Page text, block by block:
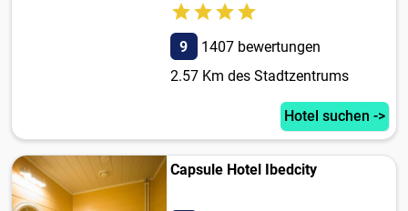
9
1407 bewertungen
2.57 Km des Stadtzentrums
Hotel suchen ->
Capsule Hotel Ibedcity